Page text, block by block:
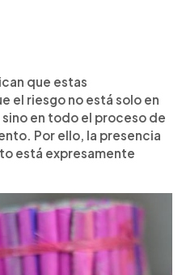
que estas
el riesgo no está solo en
en todo el proceso de
Por ello, la presencia
está expresamente